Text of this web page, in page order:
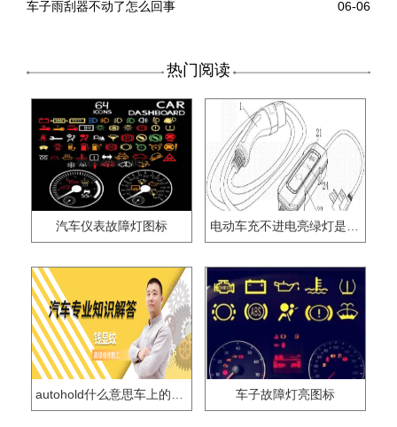
车子雨刮器不动了怎么回事
06-06
热门阅读
汽车仪表故障灯图标
车子故障灯亮图标